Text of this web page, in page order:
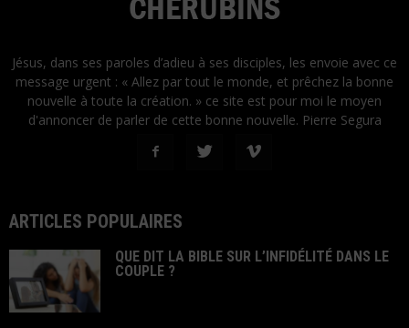
Jésus, dans ses paroles d’adieu à ses disciples, les envoie avec ce
message urgent : « Allez par tout le monde, et prêchez la bonne
nouvelle à toute la création. » ce site est pour moi le moyen
d'annoncer de parler de cette bonne nouvelle. Pierre Segura
ARTICLES POPULAIRES
QUE DIT LA BIBLE SUR L’INFIDÉLITÉ DANS LE
COUPLE ?